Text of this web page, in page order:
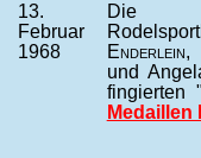
13.
Februar
1968
Die
Enderlein,
und
fingierten
Medaillen